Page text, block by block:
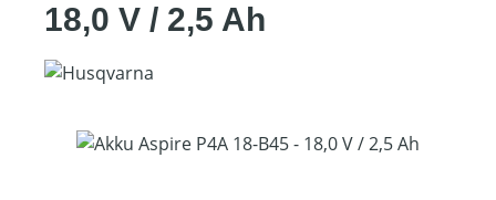
18,0 V / 2,5 Ah
Bildergalerie überspringen